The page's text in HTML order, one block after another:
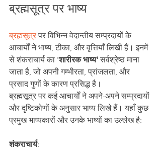
ब्रह्मसूत्र पर भाष्य
ब्रह्मसूत्र पर विभिन्न वेदान्तीय सम्प्रदायों के
आचार्यों ने भाष्य, टीका, और वृत्तियाँ लिखी हैं। इनमें
से शंकराचार्य का 'शारीरक भाष्य' सर्वश्रेष्ठ माना
जाता है, जो अपनी गम्भीरता, प्रांजलता, और
प्रसाद गुणों के कारण प्रसिद्ध है।
ब्रह्मसूत्र पर कई आचार्यों ने अपने-अपने सम्प्रदायों
और दृष्टिकोणों के अनुसार भाष्य लिखे हैं। यहाँ कुछ
प्रमुख भाष्यकारों और उनके भाष्यों का उल्लेख है:
शंकराचार्य: